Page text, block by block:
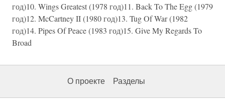
год)10. Wings Greatest (1978 год)11. Back To The Egg (1979
год)12. McCartney II (1980 год)13. Tug Of War (1982
год)14. Pipes Of Peace (1983 год)15. Give My Regards To
Broad
О проекте Разделы